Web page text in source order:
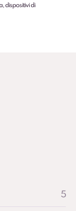
dispositivi di
5